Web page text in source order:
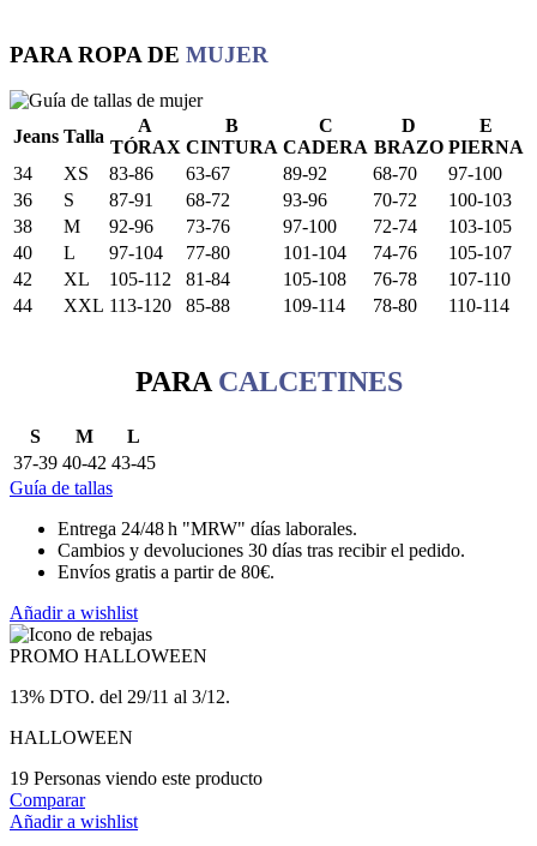
PARA ROPA DE MUJER
Jeans Talla
A
TÓRAX
B
CINTURA
C
CADERA
D
BRAZO
E
PIERNA
34
XS 83-86 63-67 89-92 68-70
97-100
36
S 87-91 68-72 93-96 70-72
100-103
38
M 92-96 73-76 97-100 72-74
103-105
40
L 97-104 77-80 101-104 74-76
105-107
42
XL 105-112 81-84 105-108 76-78
107-110
44
XXL 113-120 85-88 109-114 78-80 110-114
PARACALCETINES
S M
L
37-39 40-42 43-45
Guía de tallas
Entrega 24/48 h "MRW" días laborales.
Cambios y devoluciones 30 días tras recibir el pedido.
Envíos gratis a partir de 80€.
Añadir a wishlist
PROMO HALLOWEEN
13% DTO. del 29/11 al 3/12.
HALLOWEEN
19 Personas viendo este producto
Comparar
Añadir a wishlist